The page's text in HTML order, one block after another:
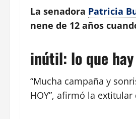
La senadora Patricia
nene de 12 años
inútil: lo que
“Mucha campaña y
HOY”, afirmó la